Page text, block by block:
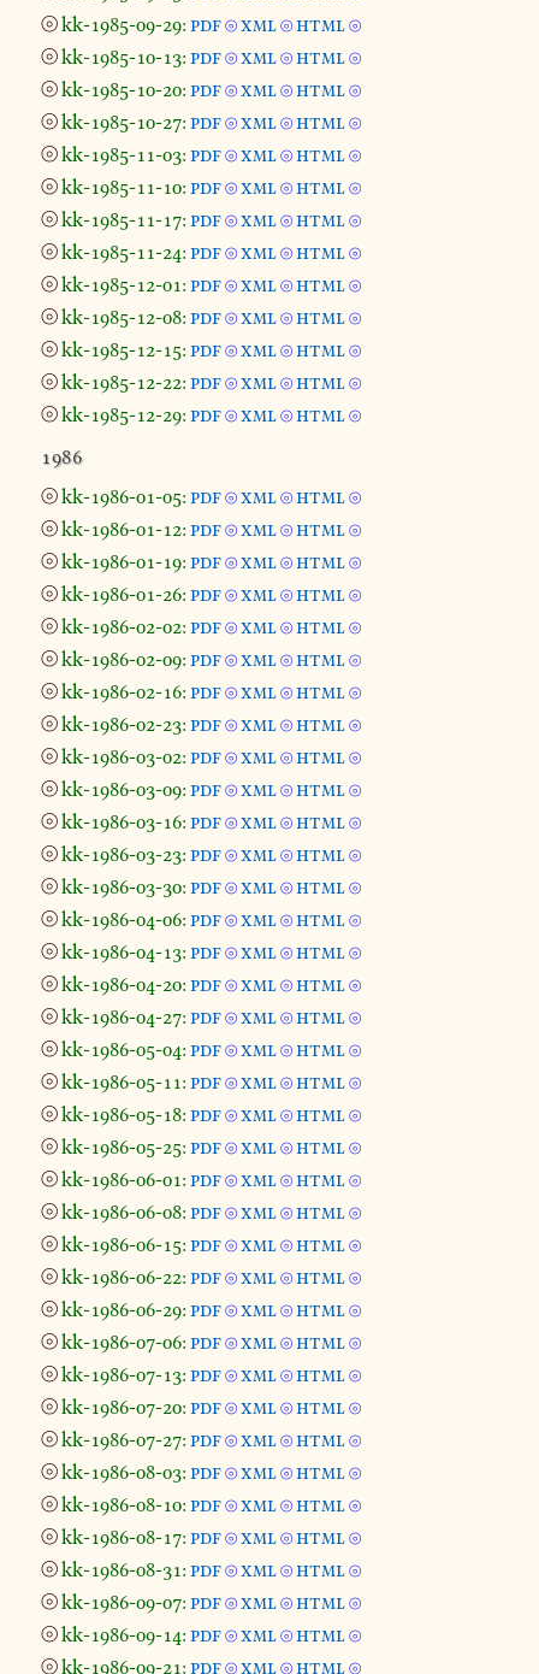
⦾kk-1985-09-29: pdf ⦾ xml ⦾ html ⦾
⦾kk-1985-10-13: pdf ⦾ xml ⦾ html ⦾
⦾kk-1985-10-20: pdf ⦾ xml ⦾ html ⦾
⦾kk-1985-10-27: pdf ⦾ xml ⦾ html ⦾
⦾kk-1985-11-03: pdf ⦾ xml ⦾ html ⦾
⦾kk-1985-11-10: pdf ⦾ xml ⦾ html ⦾
⦾kk-1985-11-17: pdf ⦾ xml ⦾ html ⦾
⦾kk-1985-11-24: pdf ⦾ xml ⦾ html ⦾
⦾kk-1985-12-01: pdf ⦾ xml ⦾ html ⦾
⦾kk-1985-12-08: pdf ⦾ xml ⦾ html ⦾
⦾kk-1985-12-15: pdf ⦾ xml ⦾ html ⦾
⦾kk-1985-12-22: pdf ⦾ xml ⦾ html ⦾
⦾kk-1985-12-29: pdf ⦾ xml ⦾ html ⦾
1986
⦾kk-1986-01-05: pdf ⦾ xml ⦾ html ⦾
⦾kk-1986-01-12: pdf ⦾ xml ⦾ html ⦾
⦾kk-1986-01-19: pdf ⦾ xml ⦾ html ⦾
⦾kk-1986-01-26: pdf ⦾ xml ⦾ html ⦾
⦾kk-1986-02-02: pdf ⦾ xml ⦾ html ⦾
⦾kk-1986-02-09: pdf ⦾ xml ⦾ html ⦾
⦾kk-1986-02-16: pdf ⦾ xml ⦾ html ⦾
⦾kk-1986-02-23: pdf ⦾ xml ⦾ html ⦾
⦾kk-1986-03-02: pdf ⦾ xml ⦾ html ⦾
⦾kk-1986-03-09: pdf ⦾ xml ⦾ html ⦾
⦾kk-1986-03-16: pdf ⦾ xml ⦾ html ⦾
⦾kk-1986-03-23: pdf ⦾ xml ⦾ html ⦾
⦾kk-1986-03-30: pdf ⦾ xml ⦾ html ⦾
⦾kk-1986-04-06: pdf ⦾ xml ⦾ html ⦾
⦾kk-1986-04-13: pdf ⦾ xml ⦾ html ⦾
⦾kk-1986-04-20: pdf ⦾ xml ⦾ html ⦾
⦾kk-1986-04-27: pdf ⦾ xml ⦾ html ⦾
⦾kk-1986-05-04: pdf ⦾ xml ⦾ html ⦾
⦾kk-1986-05-11: pdf ⦾ xml ⦾ html ⦾
⦾kk-1986-05-18: pdf ⦾ xml ⦾ html ⦾
⦾kk-1986-05-25: pdf ⦾ xml ⦾ html ⦾
⦾kk-1986-06-01: pdf ⦾ xml ⦾ html ⦾
⦾kk-1986-06-08: pdf ⦾ xml ⦾ html ⦾
⦾kk-1986-06-15: pdf ⦾ xml ⦾ html ⦾
⦾kk-1986-06-22: pdf ⦾ xml ⦾ html ⦾
⦾kk-1986-06-29: pdf ⦾ xml ⦾ html ⦾
⦾kk-1986-07-06: pdf ⦾ xml ⦾ html ⦾
⦾kk-1986-07-13: pdf ⦾ xml ⦾ html ⦾
⦾kk-1986-07-20: pdf ⦾ xml ⦾ html ⦾
⦾kk-1986-07-27: pdf ⦾ xml ⦾ html ⦾
⦾kk-1986-08-03: pdf ⦾ xml ⦾ html ⦾
⦾kk-1986-08-10: pdf ⦾ xml ⦾ html ⦾
⦾kk-1986-08-17: pdf ⦾ xml ⦾ html ⦾
⦾kk-1986-08-31: pdf ⦾ xml ⦾ html ⦾
⦾kk-1986-09-07: pdf ⦾ xml ⦾ html ⦾
⦾kk-1986-09-14: pdf ⦾ xml ⦾ html ⦾
⦾kk-1986-09-21: pdf ⦾ xml ⦾ html ⦾